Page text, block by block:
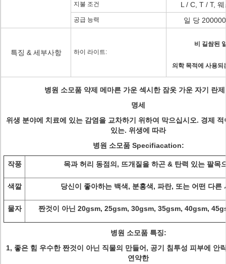
지불 조건 L / C, T / T,
공급 능력 일 당
특징 & 세부사항 하이 라이트:
비 길쌈된
의학 목적에 사용되
병원 소모품 약제 메마른 가운 섹시한 잠옷 가운 자기 란
명세
위생 분야에 치료에 있는 감염을 교차하기 위하여 막으십시오. 경제
있는. 위생에 따라
병원 소모품 Specifiacation:
작풍 목과 허리 동점의, 뜨개질을 하곤 & 탄력 있는 팔목
색깔 당신이 좋아하는 백색, 분홍색, 파란, 또는 어떤 다른
물자 짠것이 아닌 20gsm, 25gsm, 30gsm, 35gsm, 40gsm,
병원 소모품 특징:
1, 좋은 힘 우수한 짠것이 아닌 직물의 만들어, 공기 침투성 피부에 안
연약한